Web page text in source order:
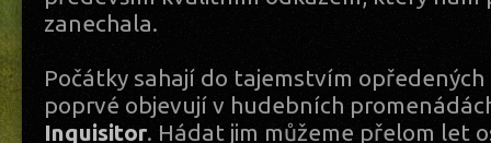
zanechala.
Počátky sahají do tajemstvím
poprvé objevují v hudebních
Inquisitor. Hádat jim můžeme přelom let